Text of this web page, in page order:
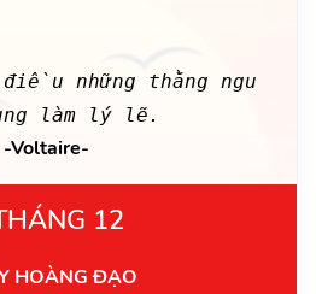
những thằng ngu
làm lý lẽ.
-Voltaire-
12
HOÀNG ĐẠO